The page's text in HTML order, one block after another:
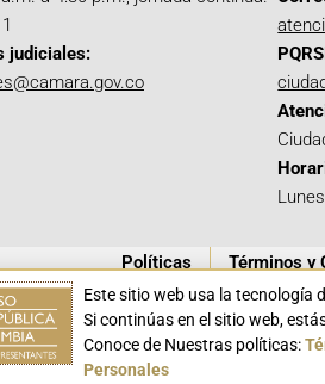
judiciales:
Políticas Términos y
Este sitio web usa la tecnología
Si continúas en el sitio web,
Conoce de Nuestras políticas:
Personales